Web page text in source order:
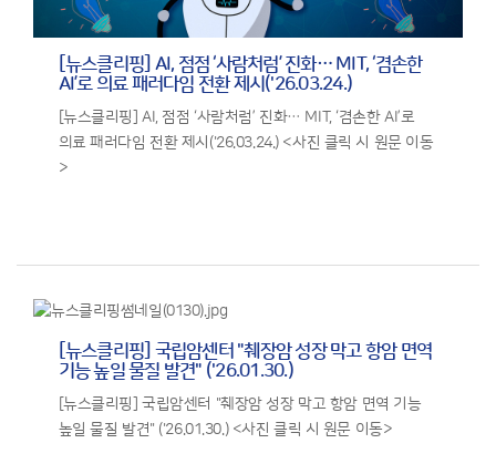
[뉴스클리핑] AI, 점점 ‘사람처럼’ 진화… MIT, ‘겸손한
AI’로 의료 패러다임 전환 제시('26.03.24.)
[뉴스클리핑] AI, 점점 ‘사람처럼’ 진화… MIT, ‘겸손한 AI’로
의료 패러다임 전환 제시('26.03.24.) <사진 클릭 시 원문 이동
>
[뉴스클리핑] 국립암센터 "췌장암 성장 막고 항암 면역
기능 높일 물질 발견" ('26.01.30.)
[뉴스클리핑] 국립암센터 "췌장암 성장 막고 항암 면역 기능
높일 물질 발견" ('26.01.30.) <사진 클릭 시 원문 이동>